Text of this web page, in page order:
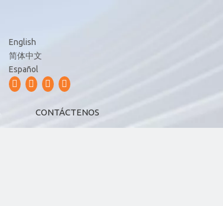
English
简体中文
Español
CONTÁCTENOS